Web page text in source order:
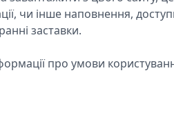
чи інше наповнення,
заставки.
про умови